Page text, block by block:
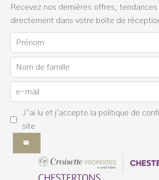
Recevez nos dernières offres,
directement dans votre boîte de
J’ai lu et j'accepte la politique de
site